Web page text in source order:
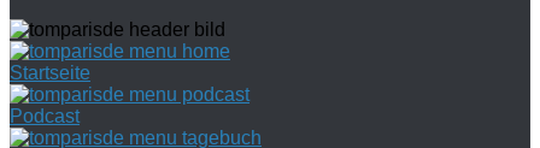
Startseite
Podcast